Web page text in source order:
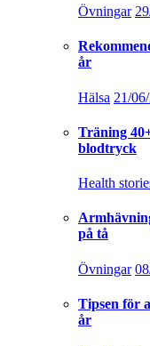
Övningar
år
Hälsa 21/
Träning
blodtryck
Health
på tå
Övningar
Tipsen för
år